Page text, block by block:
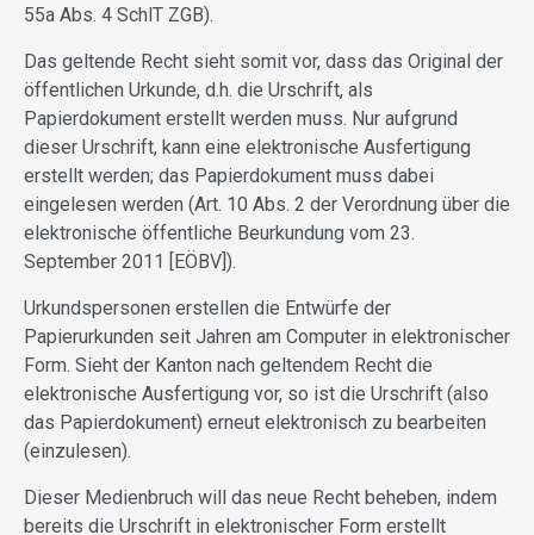
55a Abs. 4 SchlT ZGB).
Das geltende Recht sieht somit vor, dass das Original der
öffentlichen Urkunde, d.h. die Urschrift, als
Papierdokument erstellt werden muss. Nur aufgrund
dieser Urschrift, kann eine elektronische Ausfertigung
erstellt werden; das Papierdokument muss dabei
eingelesen werden (Art. 10 Abs. 2 der Verordnung über die
elektronische öffentliche Beurkundung vom 23.
September 2011 [EÖBV]).
Urkundspersonen erstellen die Entwürfe der
Papierurkunden seit Jahren am Computer in elektronischer
Form. Sieht der Kanton nach geltendem Recht die
elektronische Ausfertigung vor, so ist die Urschrift (also
das Papierdokument) erneut elektronisch zu bearbeiten
(einzulesen).
Dieser Medienbruch will das neue Recht beheben, indem
bereits die Urschrift in elektronischer Form erstellt